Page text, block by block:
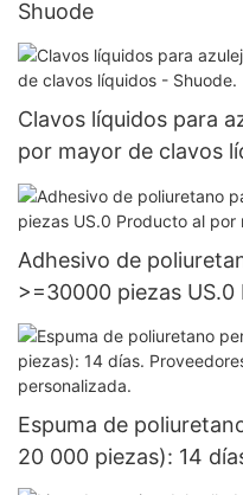
Shuode
Clavos líquidos para
por mayor de clavos
Adhesivo de
>=30000 piezas
Shuode
Espuma de
20 000 piezas): 14
de poliuretano